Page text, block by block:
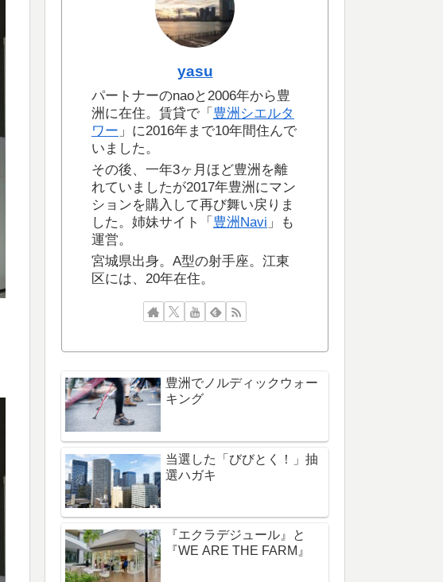
yasu
パートナーのnaoと2006年から豊
洲に在住。賃貸で「 豊洲シエルタ
ワー 」に2016年まで10年間住んで
いました。
その後、一年3ヶ月ほど豊洲を離
れていましたが2017年豊洲にマン
ションを購入して再び舞い戻りま
した。姉妹サイト「 豊洲Navi 」も
運営。
宮城県出身。A型の射手座。江東
区には、20年在住。
豊洲でノルディックウォー
キング
当選した「びびとく！」抽
選ハガキ
『エクラデジュール』と
『WE ARE THE FARM』